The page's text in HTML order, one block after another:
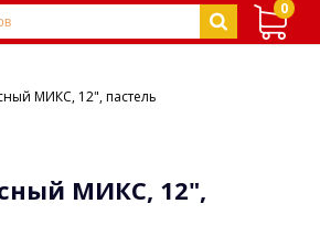
0
МИКС, 12", пастель
МИКС, 12",